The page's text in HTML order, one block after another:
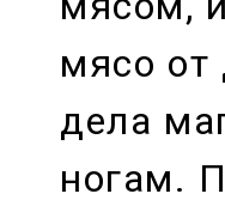
мясо
дела
ногам.